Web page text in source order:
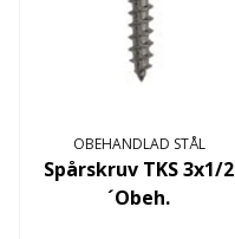
OBEHANDLAD STÅL
Spårskruv TKS 3x1/2
´Obeh.